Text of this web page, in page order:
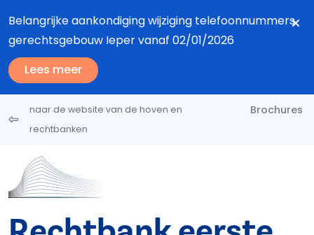
Belangrijke aankondiging wijziging telefoonnummers
gerechtsgebouw Ieper vanaf 02/01/2026
Lees meer
naar de website van de hoven en
rechtbanken
Brochures